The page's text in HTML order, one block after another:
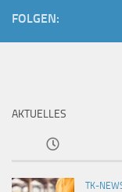
FOLGEN:
AKTUELLES
TK-